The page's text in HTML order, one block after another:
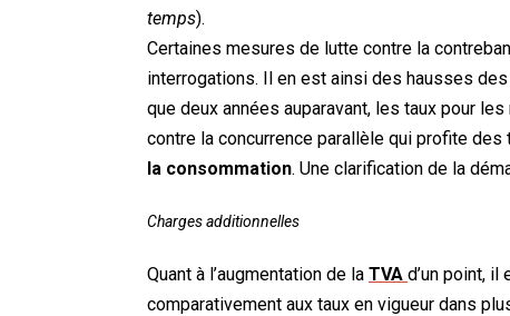
temps).
Certaines mesures de lutte contre la
interrogations. Il en est ainsi des hausses
que deux années auparavant, les taux pour
contre la concurrence parallèle qui profite
la consommation. Une clarification de la
Charges additionnelles
Quant à l’augmentation de la TVA d’un point, il
comparativement aux taux en vigueur dans